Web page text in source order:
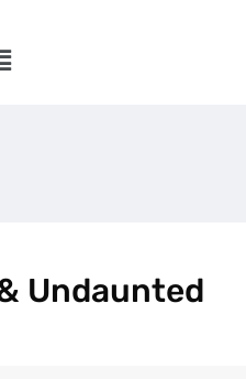
Undaunted